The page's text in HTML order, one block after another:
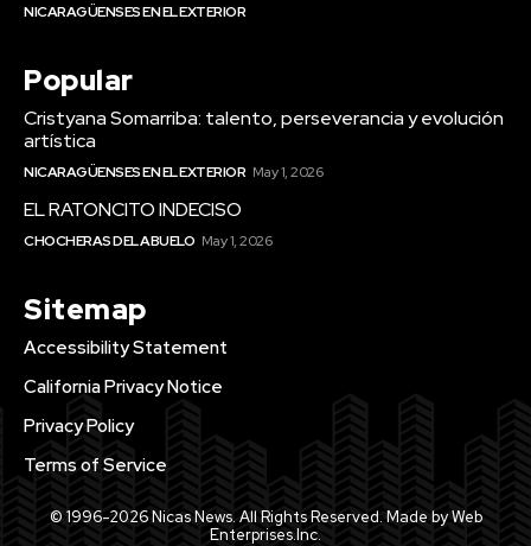
NICARAGÜENSES EN EL EXTERIOR
Popular
Cristyana Somarriba: talento, perseverancia y evolución
artística
NICARAGÜENSES EN EL EXTERIOR May 1, 2026
EL RATONCITO INDECISO
CHOCHERAS DEL ABUELO May 1, 2026
Sitemap
Accessibility Statement
California Privacy Notice
Privacy Policy
Terms of Service
© 1996-2026 Nicas News. All Rights Reserved. Made by Web
Enterprises.Inc.